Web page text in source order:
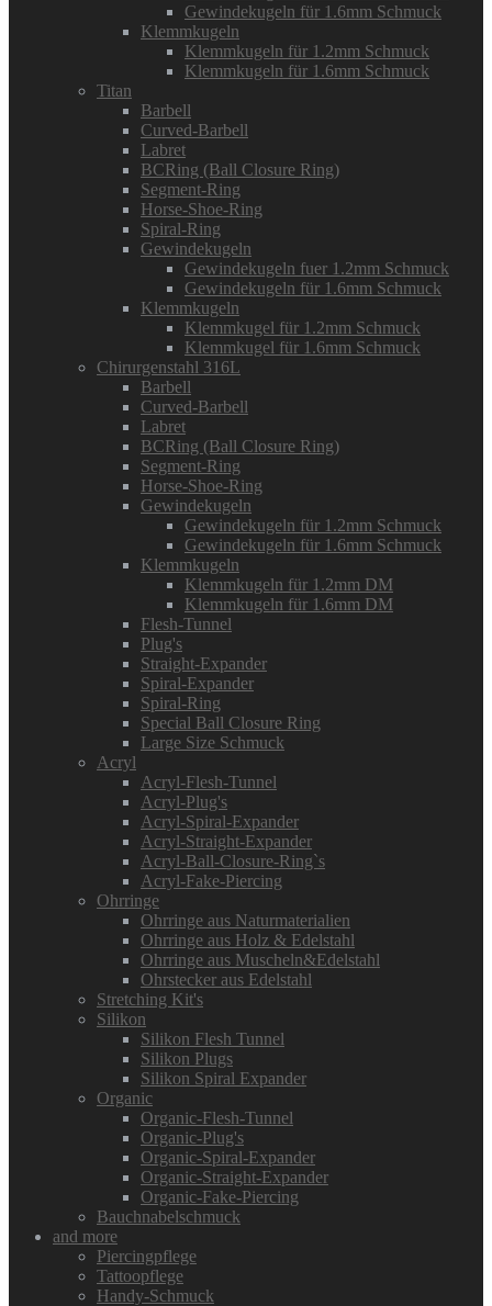
Gewindekugeln für 1.6mm Schmuck
Klemmkugeln
Klemmkugeln für 1.2mm Schmuck
Klemmkugeln für 1.6mm Schmuck
Titan
Barbell
Curved-Barbell
Labret
BCRing (Ball Closure Ring)
Segment-Ring
Horse-Shoe-Ring
Spiral-Ring
Gewindekugeln
Gewindekugeln fuer 1.2mm Schmuck
Gewindekugeln für 1.6mm Schmuck
Klemmkugeln
Klemmkugel für 1.2mm Schmuck
Klemmkugel für 1.6mm Schmuck
Chirurgenstahl 316L
Barbell
Curved-Barbell
Labret
BCRing (Ball Closure Ring)
Segment-Ring
Horse-Shoe-Ring
Gewindekugeln
Gewindekugeln für 1.2mm Schmuck
Gewindekugeln für 1.6mm Schmuck
Klemmkugeln
Klemmkugeln für 1.2mm DM
Klemmkugeln für 1.6mm DM
Flesh-Tunnel
Plug's
Straight-Expander
Spiral-Expander
Spiral-Ring
Special Ball Closure Ring
Large Size Schmuck
Acryl
Acryl-Flesh-Tunnel
Acryl-Plug's
Acryl-Spiral-Expander
Acryl-Straight-Expander
Acryl-Ball-Closure-Ring`s
Acryl-Fake-Piercing
Ohrringe
Ohrringe aus Naturmaterialien
Ohrringe aus Holz & Edelstahl
Ohrringe aus Muscheln&Edelstahl
Ohrstecker aus Edelstahl
Stretching Kit's
Silikon
Silikon Flesh Tunnel
Silikon Plugs
Silikon Spiral Expander
Organic
Organic-Flesh-Tunnel
Organic-Plug's
Organic-Spiral-Expander
Organic-Straight-Expander
Organic-Fake-Piercing
Bauchnabelschmuck
and more
Piercingpflege
Tattoopflege
Handy-Schmuck